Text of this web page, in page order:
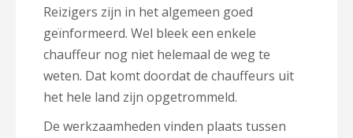
Reizigers zijn in het algemeen goed
geïnformeerd. Wel bleek een enkele
chauffeur nog niet helemaal de weg te
weten. Dat komt doordat de chauffeurs uit
het hele land zijn opgetrommeld.
De werkzaamheden vinden plaats tussen